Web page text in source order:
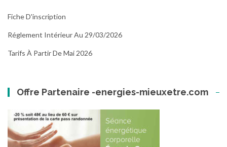
Fiche D'inscription
Réglement Intérieur Au 29/03/2026
Tarifs À Partir De Mai 2026
Offre Partenaire -energies-mieuxetre.com